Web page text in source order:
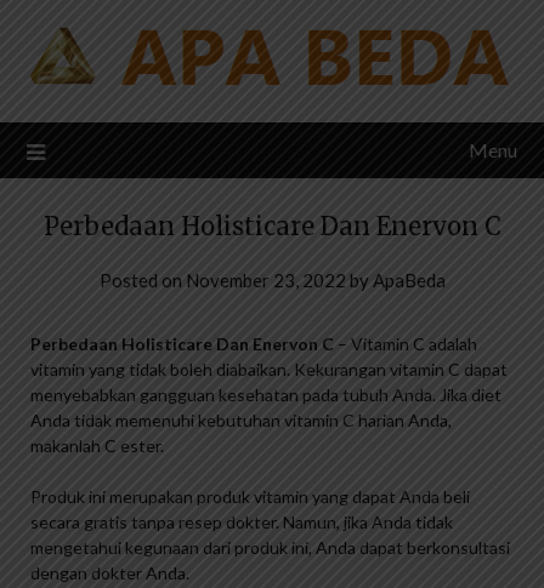
content
Menu
Perbedaan Holisticare Dan Enervon C
Posted on November 23, 2022 byApaBeda
Perbedaan Holisticare Dan Enervon C – Vitamin C adalah
vitamin yang tidak boleh diabaikan. Kekurangan vitamin C dapat
menyebabkan gangguan kesehatan pada tubuh Anda. Jika diet
Anda tidak memenuhi kebutuhan vitamin C harian Anda,
makanlah C ester.
Produk ini merupakan produk vitamin yang dapat Anda beli
secara gratis tanpa resep dokter. Namun, jika Anda tidak
mengetahui kegunaan dari produk ini, Anda dapat berkonsultasi
dengan dokter Anda.